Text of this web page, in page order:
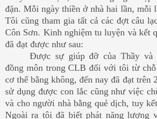
đặn. Mỗi ngày thiền ở nhà hai lần, mỗi
Tôi cũng tham gia tất cả các đợt câu
Côn Sơn. Kinh nghiệm tu luyện và kết
đã đạt được như sau:
Được sự giúp đỡ của Thầy và
đồng môn trong CLB đối với tôi từ
cơ thể bằng không, đến nay đã đạt trên
sử dụng được con lắc cũng như việc
và cho người nhà bằng quẻ dịch, tuy
Ngoài ra tôi đã biết phát năng lượng